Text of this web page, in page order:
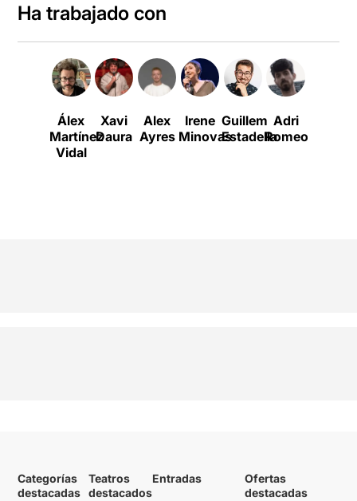
Ha trabajado con
Álex
Martínez
Vidal
Xavi
Daura
Alex
Ayres
Irene
Minovas
Guillem
Estadella
Adri
Romeo
Categorías
destacadas
Teatros
destacados
Entradas
Ofertas
destacadas